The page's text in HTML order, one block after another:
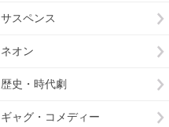
サスペンス
ネオン
歴史・時代劇
ギャグ・コメディー